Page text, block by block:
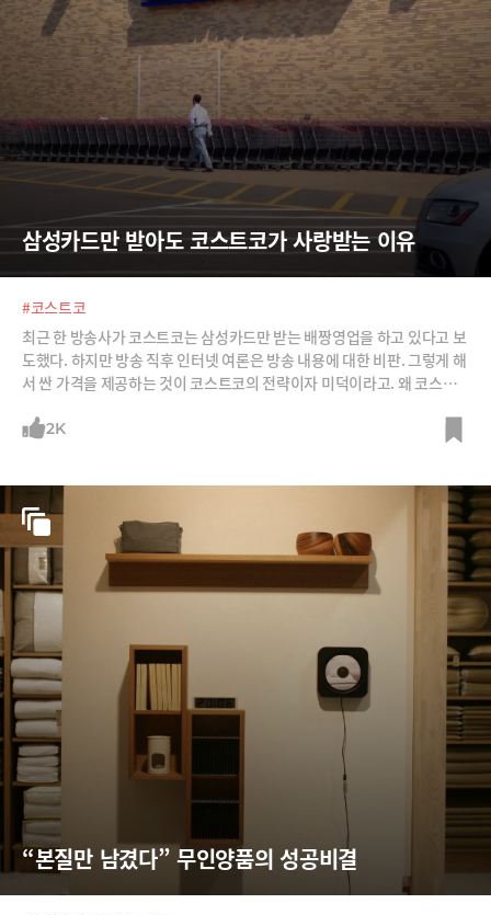
삼성카드만 받아도 코스트코가 사랑받는 이유
#코스트코
최근 한 방송사가 코스트코는 삼성카드만 받는 배짱영업을 하고 있다고 보
도했다. 하지만 방송 직후 인터넷 여론은 방송 내용에 대한 비판. 그렇게 해
서 싼 가격을 제공하는 것이 코스트코의 전략이자 미덕이라고. 왜 코스트
ews, 유튜브 캡처
2K
“본질만 남겼다” 무인양품의 성공비결